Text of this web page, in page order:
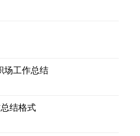
场工作总结
结格式